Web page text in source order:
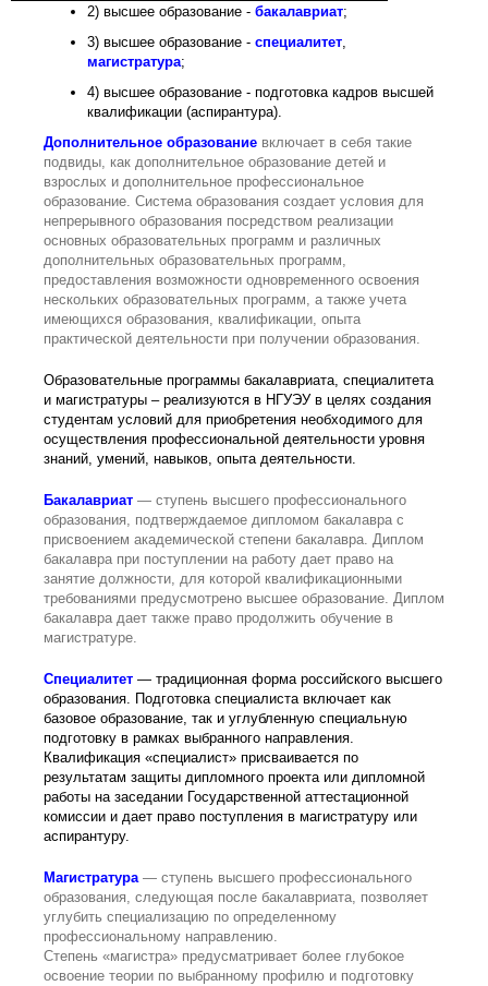
2) высшее образование - бакалавриат;
3) высшее образование - специалитет,
магистратура;
4) высшее образование - подготовка кадров высшей
квалификации (аспирантура).
Дополнительное образование включает в себя такие
подвиды, как дополнительное образование детей и
взрослых и дополнительное профессиональное
образование. Система образования создает условия для
непрерывного образования посредством реализации
основных образовательных программ и различных
дополнительных образовательных программ,
предоставления возможности одновременного освоения
нескольких образовательных программ, а также учета
имеющихся образования, квалификации, опыта
практической деятельности при получении образования.
Образовательные программы бакалавриата, специалитета
и магистратуры – реализуются в НГУЭУ в целях создания
студентам условий для приобретения необходимого для
осуществления профессиональной деятельности уровня
знаний, умений, навыков, опыта деятельности.
Бакалавриат — ступень высшего профессионального
образования, подтверждаемое дипломом бакалавра с
присвоением академической степени бакалавра. Диплом
бакалавра при поступлении на работу дает право на
занятие должности, для которой квалификационными
требованиями предусмотрено высшее образование. Диплом
бакалавра дает также право продолжить обучение в
магистратуре.
Специалитет — традиционная форма российского высшего
образования. Подготовка специалиста включает как
базовое образование, так и углубленную специальную
подготовку в рамках выбранного направления.
Квалификация «специалист» присваивается по
результатам защиты дипломного проекта или дипломной
работы на заседании Государственной аттестационной
комиссии и дает право поступления в магистратуру или
аспирантуру.
Магистратура— ступень высшего профессионального
образования, следующая после бакалавриата, позволяет
углубить специализацию по определенному
профессиональному направлению.
Степень «магистра» предусматривает более глубокое
освоение теории по выбранному профилю и подготовку